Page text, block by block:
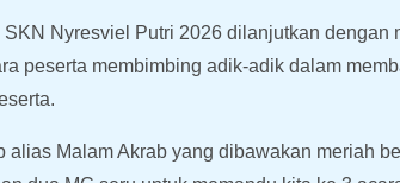
Nyresviel Putri 2026 dilanjutkan
peserta membimbing adik-adik dalam
alias Malam Akrab yang dibawakan meriah